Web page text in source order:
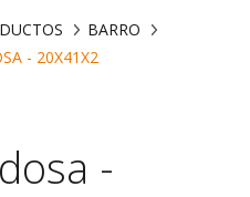
BARRO
- 20X41X2
-